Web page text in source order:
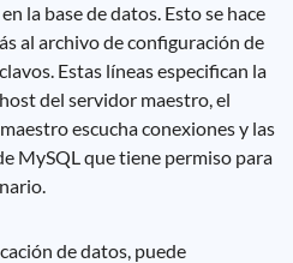
la base de datos. Esto se hace
al archivo de configuración de
Estas líneas especifican la
del servidor maestro, el
escucha conexiones y las
MySQL que tiene permiso para
de datos, puede